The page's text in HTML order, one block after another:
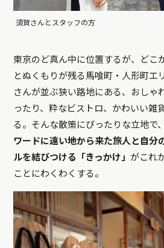
須賀さんとスタッフの方
東京のど真ん中に位置するが、どこ
とぬくもりが残る馬喰町・人形町エ
さんが並ぶ狭い路地にある、おしゃ
ったり、粋なビストロ、かわいい雑
る。そんな散策にぴったりな立地で、
ワードに遠い地から来た旅人と自分
ルを結びつける「きっかけ」 がこれ
ことにわくわくする。